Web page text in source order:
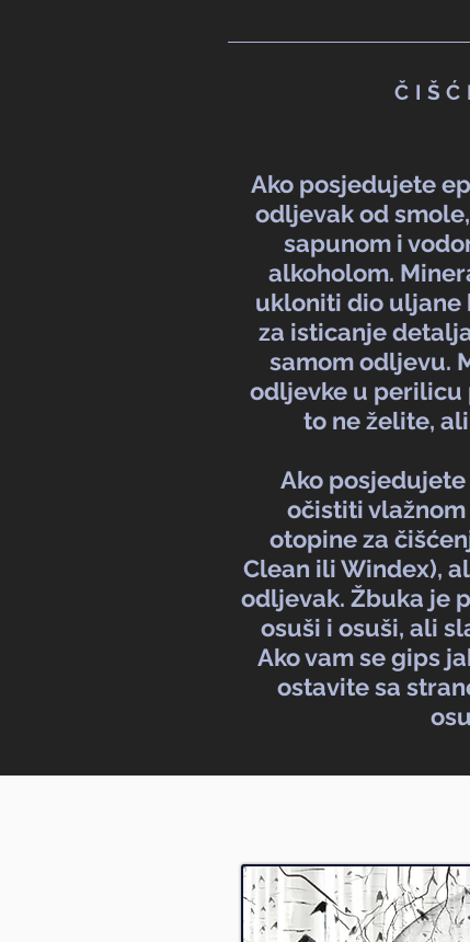
Ako posjedujete
odljevak od
sapunom i
alkoholom.
ukloniti dio uljane
za isticanje
samom odljevu.
odljevke u perilicu
to ne želite,
Ako
očistiti
otopine za
Clean ili Windex),
odljevak. Žbuka je
osuši i osuši, ali
Ako vam se gips
ostavite sa